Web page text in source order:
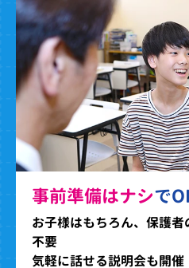
事前準備はナシで
お子様はもちろん、保護
不要
気軽に話せる説明会も開催